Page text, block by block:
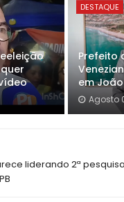
DESTAQUE
Prefeito
em
Agosto
liderando 2ª pesquisa